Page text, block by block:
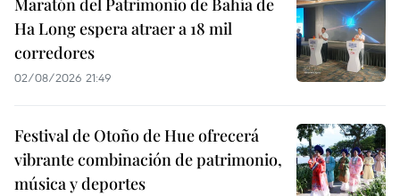
Maratón del Patrimonio de Bahía de
Ha Long espera atraer a 18 mil
corredores
02/08/2026 21:49
Festival de Otoño de Hue ofrecerá
vibrante combinación de patrimonio,
música y deportes